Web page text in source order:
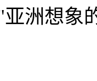
洲想象